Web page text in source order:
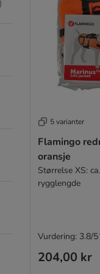
)
5 varianter
Flamingo
oransje
Størrelse XS:
rygglengde
204,00 kr
Vurdering: 3.8/5